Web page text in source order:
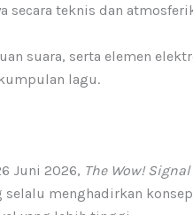
secara teknis dan
suara, serta elemen
lagu.
Juni 2026, The Wow! Signal
selalu menghadirkan